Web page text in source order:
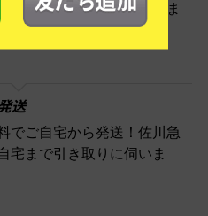
をいろいろ詰めて梱包しま
送
でご自宅から発送！佐川急
宅まで引き取りに伺いま